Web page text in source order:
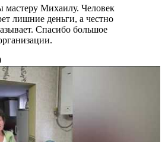
мастеру Михаилу. Человек
лишние деньги, а честно
Спасибо большое